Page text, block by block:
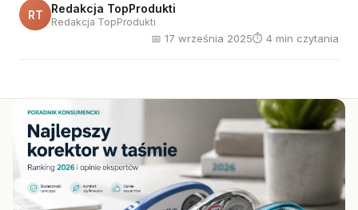
RT Redakcja TopProdukti
Redakcja TopProdukti
📅 17 września 2025⏱ 4 min czytania